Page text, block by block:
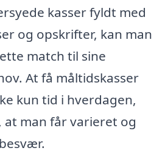
kasser fyldt med
og opskrifter, kan man
match til sine
At få måltidskasser
kun tid i hverdagen,
at man får varieret og